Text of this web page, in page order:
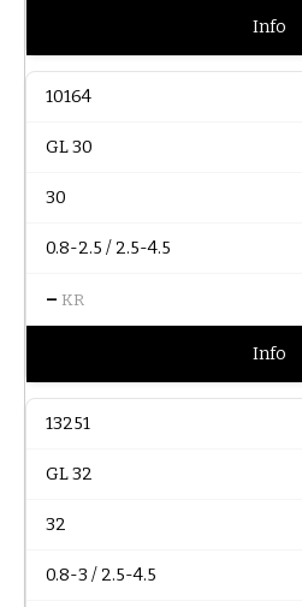
Info
10164
GL 30
30
0.8-2.5 / 2.5-4.5
– KR
Info
13251
GL 32
32
0.8-3 / 2.5-4.5